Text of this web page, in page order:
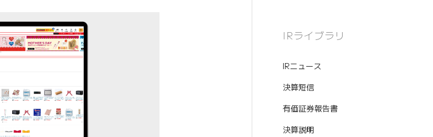
IRライブラリ
IRニュース
決算短信
有価証券報告書
決算説明